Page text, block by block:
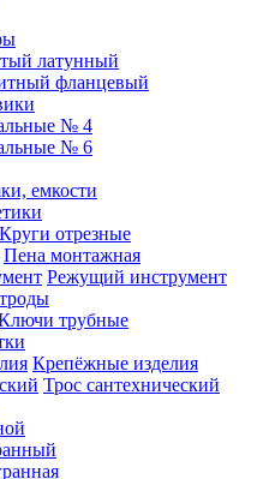
латунный
фланцевый
№ 4
№ 6
емкости
Круги отрезные
Пена монтажная
Режущий инструмент
трубные
Крепёжные изделия
Трос сантехнический